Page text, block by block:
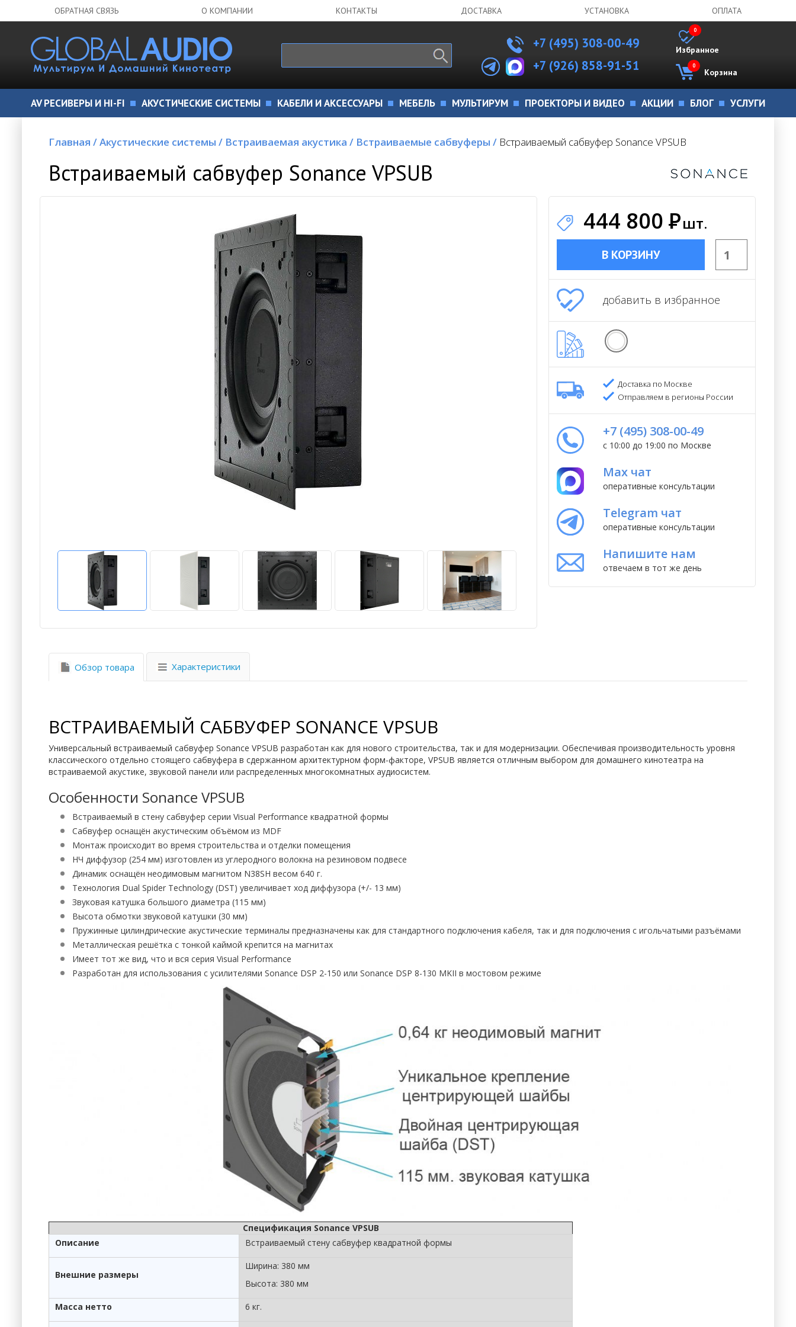
ОБРАТНАЯ СВЯЗЬ О КОМПАНИИ КОНТАКТЫ ДОСТАВКА УСТАНОВКА ОПЛАТА
+7 (495) 308-00-49
+7 (926) 858-91-51
Избранное
0
Корзина
0
AV РЕСИВЕРЫ И HI-FI АКУСТИЧЕСКИЕ СИСТЕМЫ КАБЕЛИ И АКСЕССУАРЫ МЕБЕЛЬ МУЛЬТИРУМ ПРОЕКТОРЫ И ВИДЕО АКЦИИ БЛОГ УСЛУГИ
Главная /Акустические системы / Встраиваемая акустика / Встраиваемые сабвуферы / Встраиваемый сабвуфер Sonance VPSUB
Встраиваемый сабвуфер Sonance VPSUB
444 800 Ршт.
В КОРЗИНУ
добавить в избранное
Доставка по Москве
Отправляем в регионы России
+7 (495) 308-00-49
с 10:00 до 19:00 по Москве
Max чат
оперативные консультации
Telegram чат
оперативные консультации
Напишите нам
отвечаем в тот же день
Обзор товара Характеристики
ВСТРАИВАЕМЫЙ САБВУФЕР SONANCE VPSUB
Универсальный встраиваемый сабвуфер Sonance VPSUB разработан как для нового строительства, так и для модернизации. Обеспечивая производительность уровня
классического отдельно стоящего сабвуфера в сдержанном архитектурном форм-факторе, VPSUB является отличным выбором для домашнего кинотеатра на
встраиваемой акустике, звуковой панели или распределенных многокомнатных аудиосистем.
Особенности Sonance VPSUB
Встраиваемый в стену сабвуфер серии Visual Performance квадратной формы
Сабвуфер оснащён акустическим объёмом из MDF
Монтаж происходит во время строительства и отделки помещения
НЧ диффузор (254 мм) изготовлен из углеродного волокна на резиновом подвесе
Динамик оснащён неодимовым магнитом N38SH весом 640 г.
Технология Dual Spider Technology (DST) увеличивает ход диффузора (+/- 13 мм)
Звуковая катушка большого диаметра (115 мм)
Высота обмотки звуковой катушки (30 мм)
Пружинные цилиндрические акустические терминалы предназначены как для стандартного подключения кабеля, так и для подключения с игольчатыми разъёмами
Металлическая решётка с тонкой каймой крепится на магнитах
Имеет тот же вид, что и вся серия Visual Performance
Разработан для использования с усилителями Sonance DSP 2-150 или Sonance DSP 8-130 MKII в мостовом режиме
Спецификация Sonance VPSUB
Описание
Встраиваемый стену сабвуфер квадратной формы
Внешние размеры
Ширина: 380 мм
Высота: 380 мм
Масса нетто 6 кг.